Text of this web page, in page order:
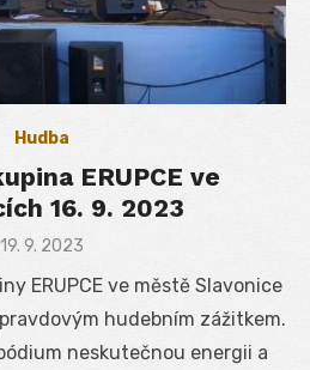
Hudba
ERUPCE ve
16. 9. 2023
Posted
19. 9. 2023
ERUPCE ve městě Slavonice
hudebním zážitkem.
neskutečnou energii a